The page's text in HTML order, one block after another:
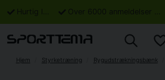
Hurtig levering Over 6000 anmeldelser på Trustpilot
Hjem Styrketræning Rygudstrækningsbænk